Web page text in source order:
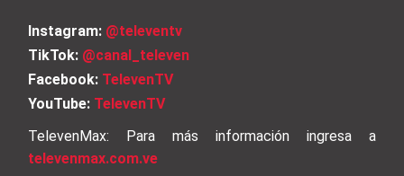
Instagram: @televentv
TikTok: @canal_televen
Facebook: TelevenTV
YouTube: TelevenTV
TelevenMax: Para más información ingresa a
televenmax.com.ve